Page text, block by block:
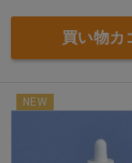
買い物カ
NEW